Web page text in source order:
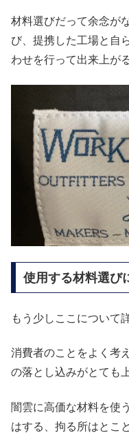
材料選びだって余念が
び、提携した工場と自
わせを行って出来上が
使用する材料選び
もう少しここについて
消費者のことをよく考
の落とし込みがとても
闇雲に高価な材料を使
はする、拘る所はとこ